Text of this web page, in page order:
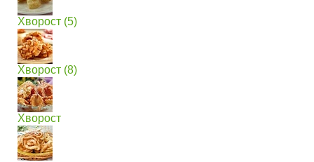
Хворост (5)
Хворост (8)
Хворост